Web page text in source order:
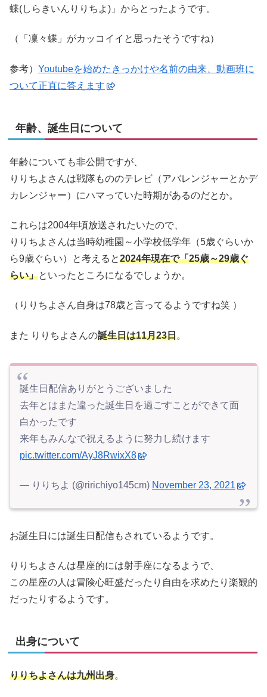
蝶(しらきいんりりちよ)」からとったようです。
（「凜々蝶」がカッコイイと思ったそうですね）
参考） Youtubeを始めたきっかけや名前の由来、動画班に
ついて正直に答えます
年齢、誕生日について
年齢についても非公開ですが、
りりちよさんは戦隊もののテレビ（アバレンジャーとかデ
カレンジャー）にハマっていた時期があるのだとか。
これらは2004年頃放送されたいたので、
りりちよさんは当時幼稚園～小学校低学年（5歳ぐらいか
ら9歳ぐらい）と考えると2024年現在で「25歳～29歳ぐ
らい」といったところになるでしょうか。
（りりちよさん自身は78歳と言ってるようですね笑 ）
また りりちよさんの誕生日は11月23日。
誕生日配信ありがとうございました
去年とはまた違った誕生日を過ごすことができて面
白かったです
来年もみんなで祝えるように努力し続けます
pic.twitter.com/AyJ8RwixX8
— りりちよ (@ririchiyo145cm) November 23, 2021
お誕生日には誕生日配信もされているようです。
りりちよさんは星座的には射手座になるようで、
この星座の人は冒険心旺盛だったり自由を求めたり楽観的
だったりするようです。
出身について
りりちよさんは九州出身。